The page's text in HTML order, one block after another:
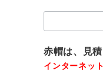
索：
赤帽は、見
インターネッ